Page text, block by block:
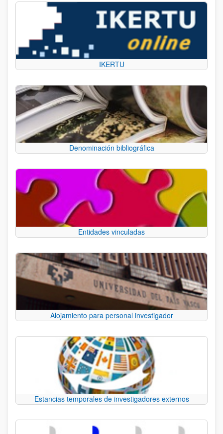
IKERTU
Denominación bibliográfica
Entidades vinculadas
Alojamiento para personal investigador
Estancias temporales de investigadores externos